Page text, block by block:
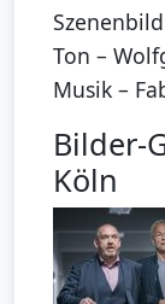
Ton –
Musik –
Bilder-
Köln